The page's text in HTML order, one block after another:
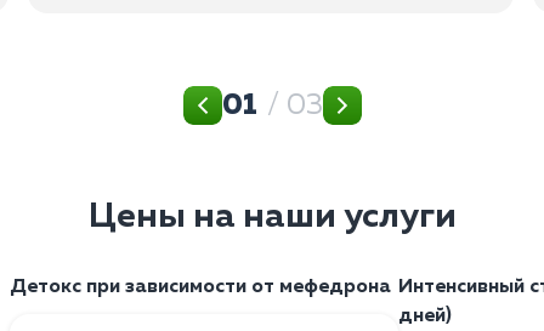
01 / 03
Цены на наши услуги
Детокс при зависимости от мефедрона Интенсивный
дней)